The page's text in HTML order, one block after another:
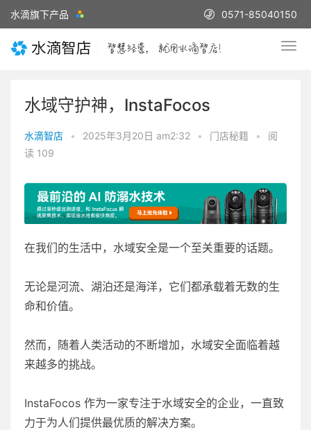
水滴旗下产品 0571-85040150
水域守护神，InstaFocos
水滴智店 • 2025年3月20日 am2:32 • 门店秘籍 •
阅
读 109
在我们的生活中，水域安全是一个至关重要的话题。
无论是河流、湖泊还是海洋，它们都承载着无数的生
命和价值。
然而，随着人类活动的不断增加，水域安全面临着越
来越多的挑战。
InstaFocos 作为一家专注于水域安全的企业，一直致
力于为人们提供最优质的解决方案。